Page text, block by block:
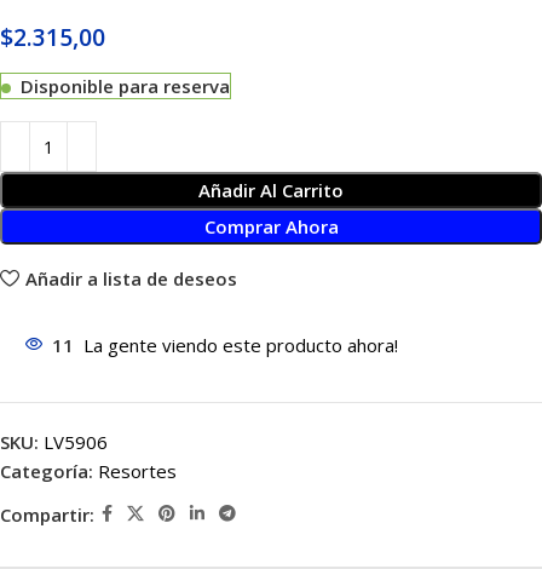
$2.315,00
Disponible para reserva
Añadir Al Carrito
Comprar Ahora
Añadir a lista de deseos
11 La gente viendo este producto ahora!
SKU: LV5906
Categoría: Resortes
Compartir: